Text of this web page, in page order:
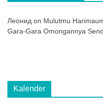
Леонид on Mulutmu
Gara-Gara Omongannya
Kalender